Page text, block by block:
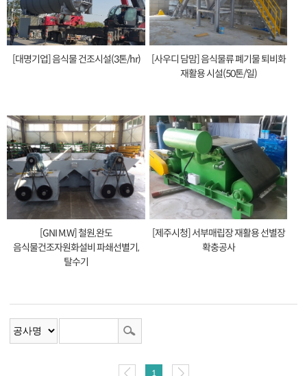
[대명기업] 음식물 건조시설(3톤/hr)
[사우디 담맘] 음식물류 폐기물 퇴비화
재활용 시설(50톤/일)
[GNI M.W] 철원,완도
음식물건조자원화설비 파쇄선별기,
탈수기
[제주시청] 서부매립장 재활용 선별장
확충공사
1